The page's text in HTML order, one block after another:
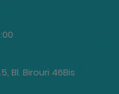
Bl. Birouri 46Bis